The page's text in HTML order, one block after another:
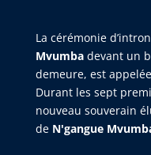
La cérémonie
Mvumbadevant un
demeure, est
Durant les sept
nouveau souverain
de N'gangue